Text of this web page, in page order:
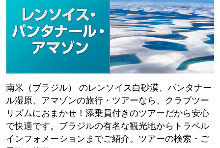
南米（ブラジル） のレンソイス白砂漠、パンタナー
ル湿原、アマゾンの旅行・ツアーなら、クラブツー
リズムにおまかせ！添乗員付きのツアーだから安心
で快適です。ブラジルの有名な観光地からトラベル
インフォメーションまでご紹介。ツアーの検索・ご